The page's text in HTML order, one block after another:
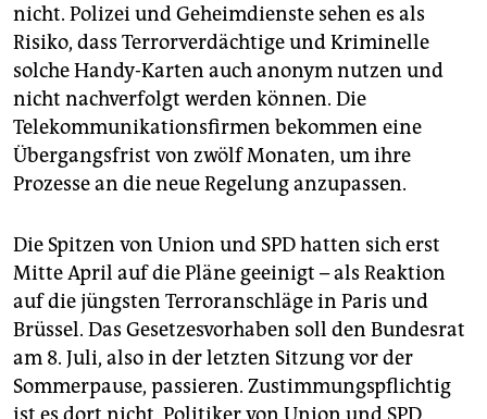
nicht. Polizei und Geheimdienste sehen es als
Risiko, dass Terrorverdächtige und Kriminelle
solche Handy-Karten auch anonym nutzen und
nicht nachverfolgt werden können. Die
Telekommunikationsfirmen bekommen eine
Übergangsfrist von zwölf Monaten, um ihre
Prozesse an die neue Regelung anzupassen.
Die Spitzen von Union und SPD hatten sich erst
Mitte April auf die Pläne geeinigt – als Reaktion
auf die jüngsten Terroranschläge in Paris und
Brüssel. Das Gesetzesvorhaben soll den Bundesrat
am 8. Juli, also in der letzten Sitzung vor der
Sommerpause, passieren. Zustimmungspflichtig